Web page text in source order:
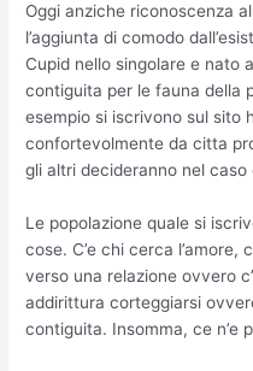
Oggi anziche riconoscenza
l’aggiunta di comodo
Cupid nello singolare e nato
contiguita per le fauna della
esempio si iscrivono sul sito
confortevolmente da citta
gli altri decideranno nel
Le popolazione quale si
cose. C’e chi cerca
verso una relazione ovvero
addirittura corteggiarsi
contiguita. Insomma, ce n’e